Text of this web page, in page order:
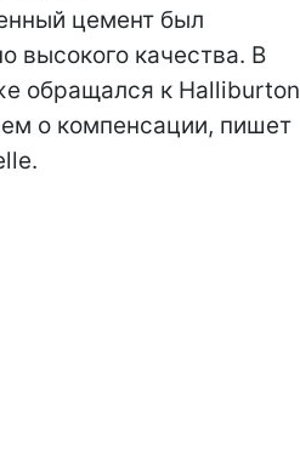
цемент был
высокого качества. В
обращался к Halliburton
о компенсации, пишет